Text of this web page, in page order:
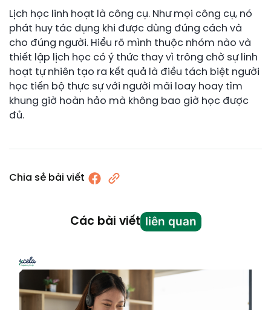
Lịch học linh hoạt là công cụ. Như mọi công cụ, nó
phát huy tác dụng khi được dùng đúng cách và
cho đúng người. Hiểu rõ mình thuộc nhóm nào và
thiết lập lịch học có ý thức thay vì trông chờ sự linh
hoạt tự nhiên tạo ra kết quả là điều tách biệt người
học tiến bộ thực sự với người mãi loay hoay tìm
khung giờ hoàn hảo mà không bao giờ học được
đủ.
Chia sẻ bài viết
Các bài viết liên quan